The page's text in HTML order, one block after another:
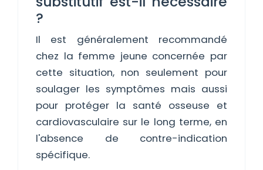
?
Il est généralement recommandé
chez la femme jeune concernée par
cette situation, non seulement pour
soulager les symptômes mais aussi
pour protéger la santé osseuse et
cardiovasculaire sur le long terme, en
l'absence de contre-indication
spécifique.